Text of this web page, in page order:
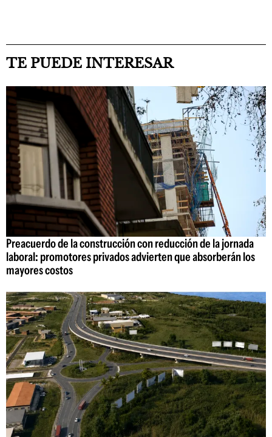
TE PUEDE INTERESAR
Preacuerdo de la construcción con reducción de la jornada
laboral: promotores privados advierten que absorberán los
mayores costos